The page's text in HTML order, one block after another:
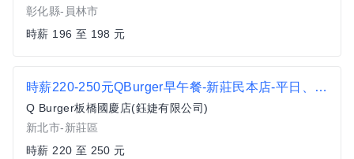
彰化縣-員林市
時薪 196 至 198 元
時薪220-250元QBurger早午餐-新莊民本店-平日、假日計時人員(加盟)
Q Burger板橋國慶店(鈺婕有限公司)
新北市-新莊區
時薪 220 至 250 元